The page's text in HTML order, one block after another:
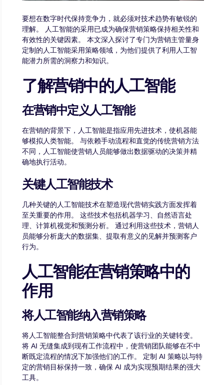
要想在数字时代保持竞争力，就必须对技术趋势有敏锐的
理解。 人工智能的采用已成为确保营销策略保持相关性和
有效性的关键因素。 本文深入探讨了专门为营销主管量身
定制的人工智能采用策略领域，为他们提供了利用人工智
能潜力所需的洞察力和知识。
了解营销中的人工智能
在营销中定义人工智能
在营销的背景下，人工智能是指应用先进技术，使机器能
够模拟人类智能。 与依赖手动流程和直觉的传统营销方法
不同，人工智能使营销人员能够做出数据驱动的决策并精
确地执行活动。
关键人工智能技术
几种关键的人工智能技术在塑造现代营销实践方面发挥着
至关重要的作用。 这些技术包括机器学习、自然语言处
理、计算机视觉和预测分析。 通过利用这些技术，营销人
员能够分析庞大的数据集、提取有意义的见解并预测客户
行为。
人工智能在营销策略中的
作用
将人工智能纳入营销策略
将人工智能整合到营销策略中代表了该行业的关键转变。
将 AI 无缝集成到现有工作流程中，使营销团队能够在不中
断既定流程的情况下加强他们的工作。 定制 AI 策略以与特
定的营销目标保持一致，确保 AI 成为实现预期结果的强大
工具。